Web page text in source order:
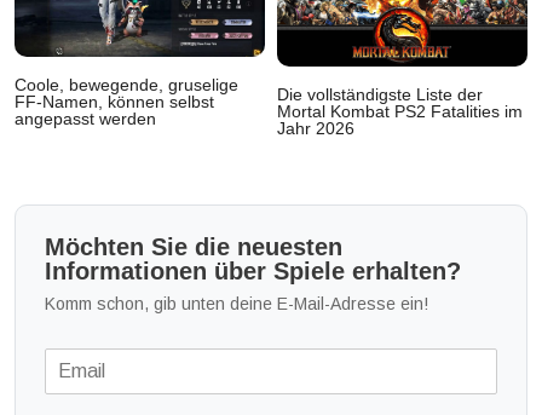
Coole, bewegende, gruselige
FF-Namen, können selbst
angepasst werden
Die vollständigste Liste der
Mortal Kombat PS2 Fatalities im
Jahr 2026
Möchten Sie die neuesten
Informationen über Spiele erhalten?
Komm schon, gib unten deine E-Mail-Adresse ein!